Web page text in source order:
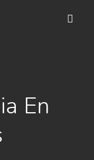
En